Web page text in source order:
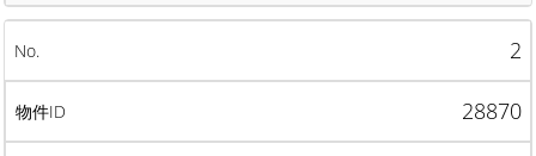
2
28870